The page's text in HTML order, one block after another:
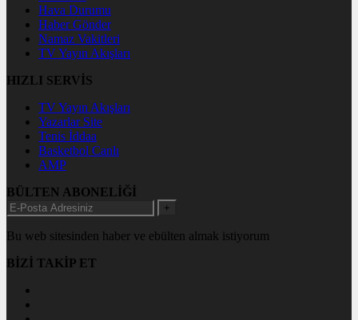
Hava Durumu
Haber Gönder
Namaz Vakitleri
TV Yayın Akışları
HIZLI SERVİS
TV Yayın Akışları
Yazarlar Site
Tenis İddaa
Basketbol Canlı
AMP
BÜLTEN ABONELİĞİ
+
Bu web sitesinden haber ve ebülten almak istiyorum
BİZİ TAKİP ET